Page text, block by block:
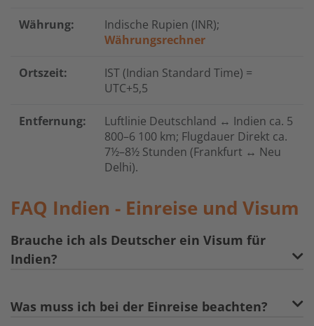
Währung: Indische Rupien (INR);
Währungsrechner
Ortszeit:
IST (Indian Standard Time) =
UTC+5,5
Entfernung:
Luftlinie Deutschland ↔ Indien ca. 5
800–6 100 km; Flugdauer Direkt ca.
7½–8½ Stunden (Frankfurt ↔ Neu
Delhi).
FAQ Indien - Einreise und Visum
Brauche ich als Deutscher ein Visum für
Indien?
Was muss ich bei der Einreise beachten?